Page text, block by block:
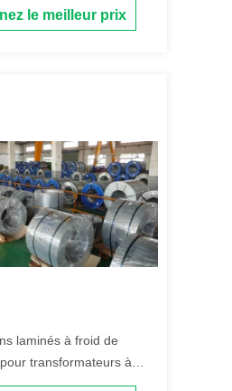
le meilleur prix
laminés à froid de
transformateurs à
ou à noyau unique